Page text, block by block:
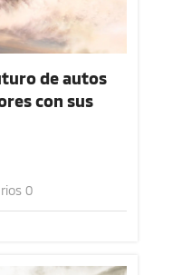
de autos
con sus
0